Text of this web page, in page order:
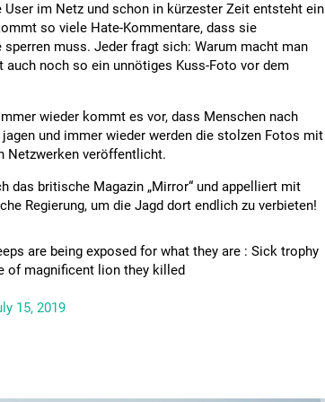
User im Netz und schon in kürzester Zeit entsteht ein
so viele Hate-Kommentare, dass sie
muss. Jeder fragt sich: Warum macht man
auch noch so ein unnötiges Kuss-Foto vor dem
wieder kommt es vor, dass Menschen nach
und immer wieder werden die stolzen Fotos mit
Netzwerken veröffentlicht.
das britische Magazin „Mirror“ und appelliert mit
Regierung, um die Jagd dort endlich zu verbieten!
are being exposed for what they are : Sick trophy
of magnificent lion they killed
15, 2019